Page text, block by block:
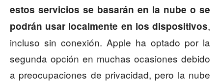
estos servicios se basarán en la nube o se
podrán usar localmente en los dispositivos,
incluso sin conexión. Apple ha optado por la
segunda opción en muchas ocasiones debido
a preocupaciones de privacidad, pero la nube